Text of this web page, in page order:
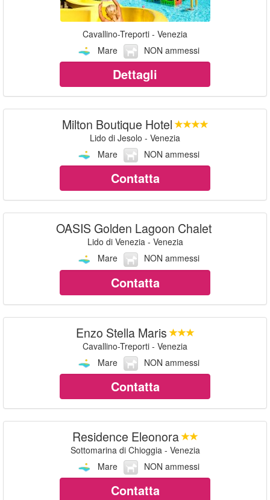
Cavallino-Treporti - Venezia
Mare
NON ammessi
Dettagli
Milton Boutique Hotel
Lido di Jesolo - Venezia
Mare
NON ammessi
Contatta
OASIS Golden Lagoon Chalet
Lido di Venezia - Venezia
Mare
NON ammessi
Contatta
Enzo Stella Maris
Cavallino-Treporti - Venezia
Mare
NON ammessi
Contatta
Residence Eleonora
Sottomarina di Chioggia - Venezia
Mare
NON ammessi
Contatta